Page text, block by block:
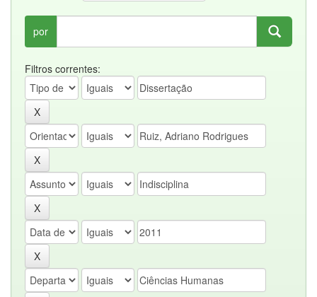
por
Filtros correntes: